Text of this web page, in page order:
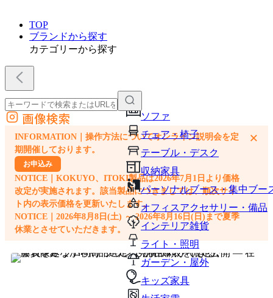
TOP
ブランドから探す
カテゴリーから探す
ソファ
チェア・椅子
テーブル・デスク
収納家具
パーソナルブース・集中ブー
オフィスアクセサリー・備品
インテリア雑貨
ライト・照明
ガーデン・屋外
キッズ家具
外部サイトの商品をカートに追加
他のサイトで見つけた商品ページのURLを貼り付けて、カートに追加できます
画像検索
INFORMATION｜操作方法についてオンライン説明会を定
期開催しております。
お申込み
NOTICE｜KOKUYO、ITOKI製品は2026年7月1日より価格
改定が実施されます。該当製品につきましては、順次サイ
ト内の表示価格を更新いたします。
NOTICE｜2026年8月8日(土) ～ 2026年8月16日(日)まで夏季
休業とさせていただきます。
×